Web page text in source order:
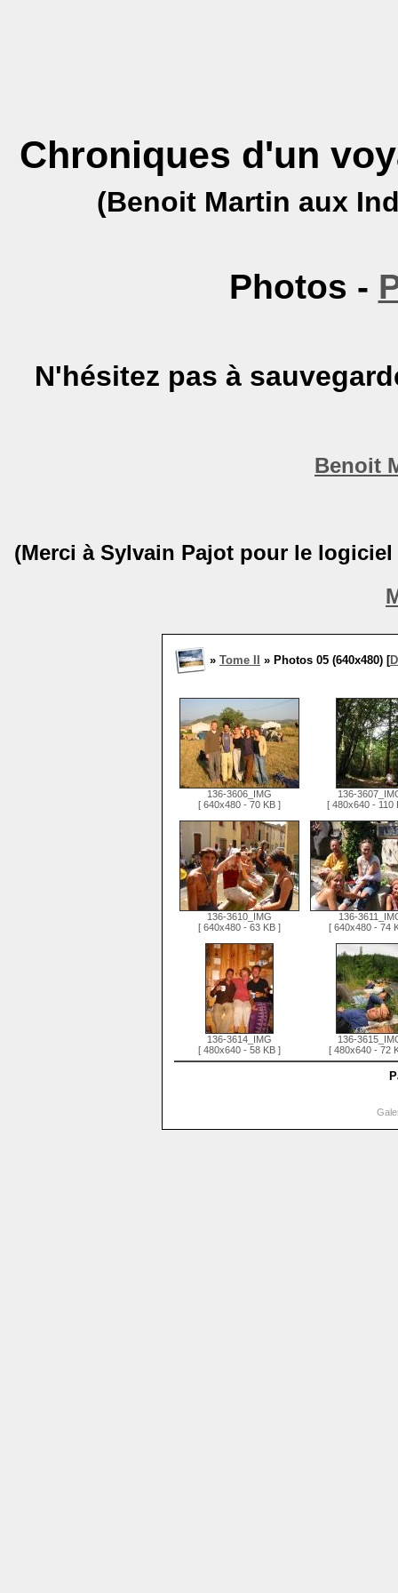
Chroniques d'un
(Benoit Martin aux
Photos -
N'hésitez pas à
Benoit
(Merci à Sylvain Pajot pour le
» Tome II » Photos 05 (640x480) [
136-3606_IMG
[ 640x480 - 70 KB ]
136-
[ 480x640 - 110
136-3610_IMG
[ 640x480 - 63 KB ]
136-
[ 640x480 - 74
136-3614_IMG
[ 480x640 - 58 KB ]
136-
[ 480x640 - 72